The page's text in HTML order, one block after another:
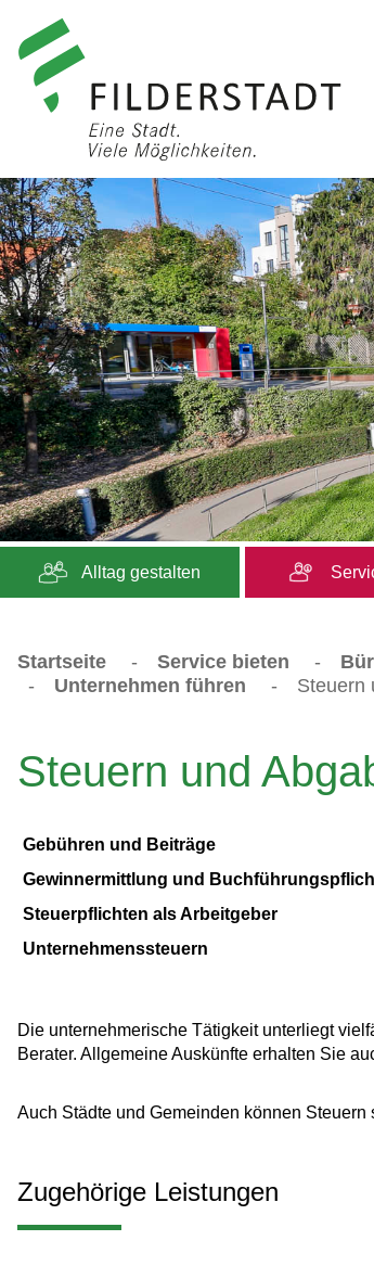
Alltag gestalten
Startseite - Service bieten -
-
Unternehmen führen - Steuern
Steuern und
Gebühren und Beiträge
Gewinnermittlung und
Steuerpflichten als Arbeitgeber
Unternehmenssteuern
Die unternehmerische Tätigkeit unterliegt
Berater. Allgemeine Auskünfte erhalten Sie
Auch Städte und Gemeinden können
Zugehörige Leistungen